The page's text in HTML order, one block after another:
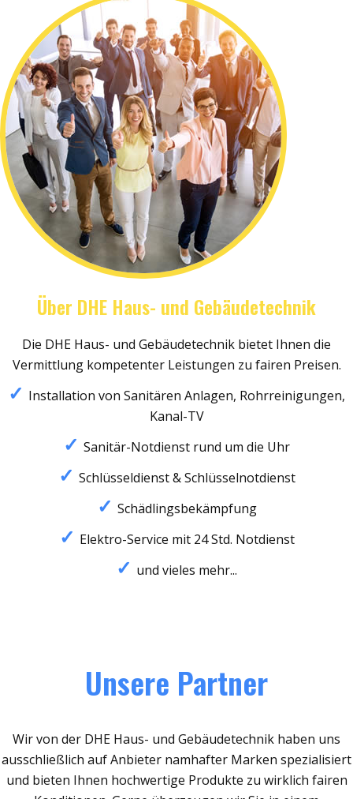
Über DHE Haus- und Gebäudetechnik
Die DHE Haus- und Gebäudetechnik bietet Ihnen die
Vermittlung kompetenter Leistungen zu fairen Preisen.
Installation von Sanitären Anlagen, Rohrreinigungen,
Kanal-TV
Sanitär-Notdienst rund um die Uhr
Schlüsseldienst & Schlüsselnotdienst
Schädlingsbekämpfung
Elektro-Service mit 24 Std. Notdienst
und vieles mehr...
Unsere Partner
Wir von der DHE Haus- und Gebäudetechnik haben uns
ausschließlich auf Anbieter namhafter Marken spezialisiert
und bieten Ihnen hochwertige Produkte zu wirklich fairen